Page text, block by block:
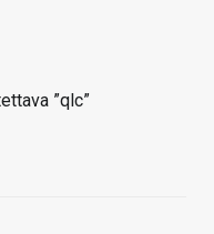
”qlc”